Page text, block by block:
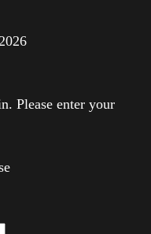
Please enter your